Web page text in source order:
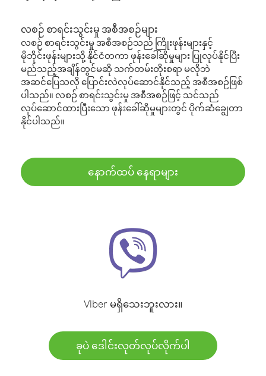
လစဉ် စာရင်းသွင်းမှု အစီအစဉ်များ
လစဉ် စာရင်းသွင်းမှု အစီအစဉ်သည် ကြိုးဖုန်းများနှင့်
မိုဘိုင်းဖုန်းများသို့ နိုင်ငံတကာ ဖုန်းခေါ်ဆိုမှုများ ပြုလုပ်နိုင်ပြီး
မည်သည့်အချိန်တွင်မဆို သက်တမ်းတိုးစရာ မလိုဘဲ
အဆင်ပြေသလို ပြောင်းလဲလုပ်ဆောင်နိုင်သည့် အစီအစဉ်ဖြစ်
ပါသည်။ လစဉ် စာရင်းသွင်းမှု အစီအစဉ်ဖြင့် သင်သည်
လုပ်ဆောင်ထားပြီးသော ဖုန်းခေါ်ဆိုမှုများတွင် ပိုက်ဆံချွေတာ
နိုင်ပါသည်။
နောက်ထပ် နေရာများ
Viber မရှိသေးဘူးလား။
ခုပဲ ဒေါင်းလုတ်လုပ်လိုက်ပါ